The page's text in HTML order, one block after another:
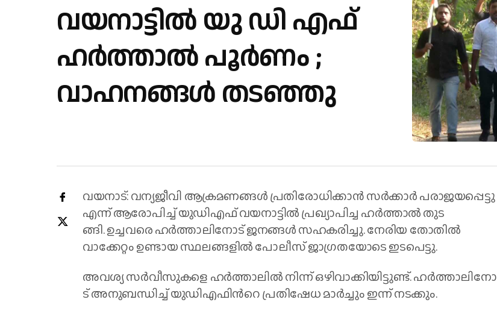
വയനാട്ടിൽ യു ഡി എഫ്
ഹർത്താൽ പൂർണം ;
വാഹനങ്ങൾ തടഞ്ഞു
വ​യ​നാ​ട്: വ​ന്യ​ജീ​വി ആ​ക്ര​മ​ണ​ങ്ങ​ൾ പ്ര​തി​രോ​ധി​ക്കാ​ൻ സ​ർ​ക്കാ​ർ പ​രാ​ജ​യ​പ്പെ​ട്ടു
എ​ന്ന് ആ​രോ​പി​ച്ച് യു​ഡി​എ​ഫ് വ​യ​നാ​ട്ടി​ൽ പ്ര​ഖ്യാ​പി​ച്ച ഹ​ർ​ത്താ​ൽ തു​ട​
ങ്ങി. ഉച്ചവരെ ഹർത്താലിനോട് ജനങ്ങൾ സഹകരിച്ചു. നേരിയ തോതിൽ
വാക്കേറ്റം ഉണ്ടായ സ്ഥലങ്ങളിൽ പോലീസ് ജാഗ്രതയോടെ ഇടപെട്ടു.
അ​വ​ശ്യ സ​ർ​വീ​സു​ക​ളെ ഹ​ർ​ത്താ​ലി​ൽ നി​ന്ന് ഒ​ഴി​വാ​ക്കി​യി​ട്ടു​ണ്ട്. ഹ​ർ​ത്താ​ലി​നോ​
ട് അ​നു​ബ​ന്ധി​ച്ച് യു​ഡി​എ​ഫി​ന്‍റെ പ്ര​തി​ഷേ​ധ മാ​ർ​ച്ചും ഇ​ന്ന് ന​ട​ക്കും.